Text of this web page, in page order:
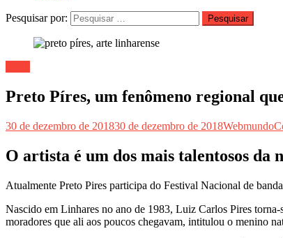
Pesquisar por:
Preto Píres, um fenômeno regional
30 de dezembro de 201830 de dezembro de 2018Webmundo
O artista é um dos mais talentosos da
Atualmente Preto Pires participa do Festival Nacional de
Nascido em Linhares no ano de 1983, Luiz Carlos Pires
moradores que ali aos poucos chegavam, intitulou o menino